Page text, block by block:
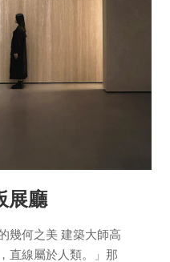
展廳
幾何之美 建築大師高
直線屬於人類。」那